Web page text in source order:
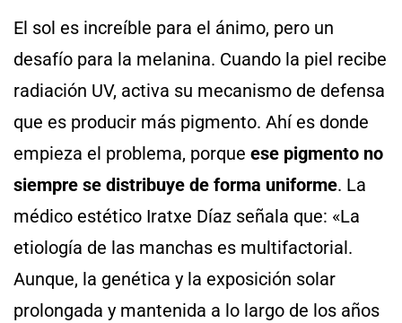
El sol es increíble para el ánimo, pero un
desafío para la melanina. Cuando la piel recibe
radiación UV, activa su mecanismo de defensa
que es producir más pigmento. Ahí es donde
empieza el problema, porque ese pigmento no
siempre se distribuye de forma uniforme. La
médico estético Iratxe Díaz señala que: «La
etiología de las manchas es multifactorial.
Aunque, la genética y la exposición solar
prolongada y mantenida a lo largo de los años